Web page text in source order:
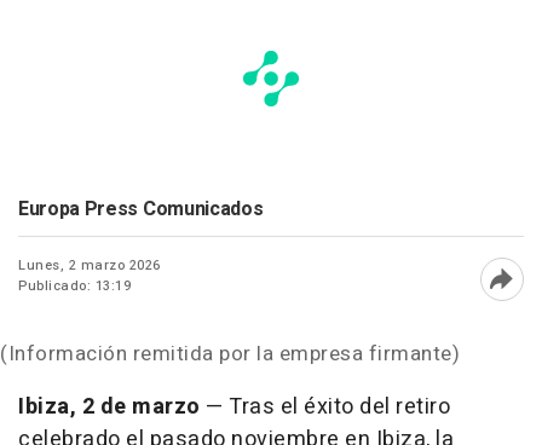
Europa Press Comunicados
Lunes, 2 marzo 2026
Publicado: 13:19
(Información remitida por la empresa firmante)
Ibiza, 2 de marzo — Tras el éxito del retiro